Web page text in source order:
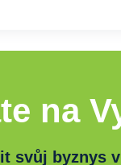
na
svůj byznys